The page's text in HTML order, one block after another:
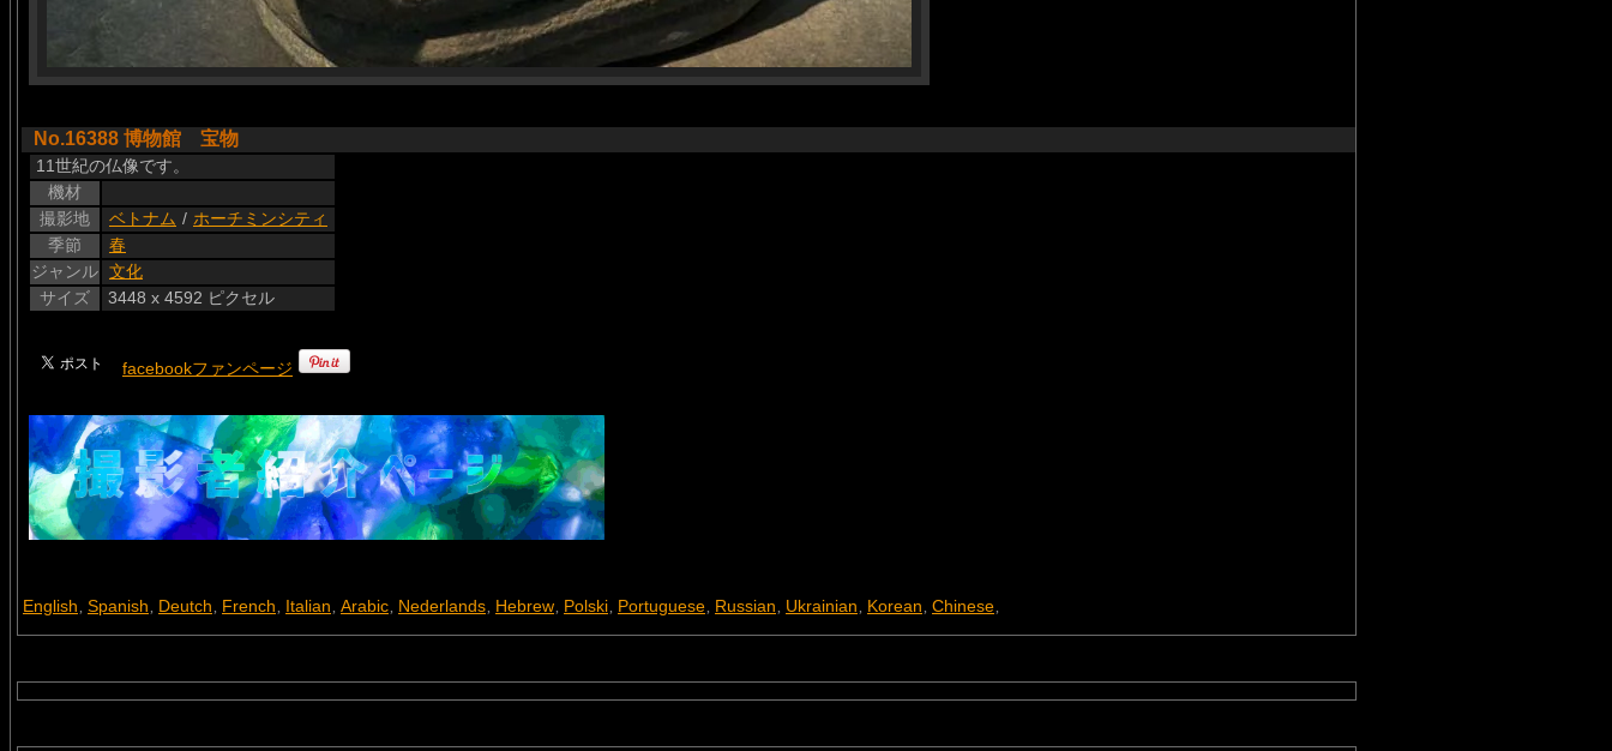
No.16388 博物館 宝物
11世紀の仏像です。
機材
撮影地
ベトナム / ホーチミンシティ
季節
春
ジャンル 文化
サイズ
3448 x 4592 ピクセル
facebookファンページ
English, Spanish, Deutch, French, Italian, Arabic, Nederlands, Hebrew, Polski, Portuguese, Russian, Ukrainian, Korean, Chinese,